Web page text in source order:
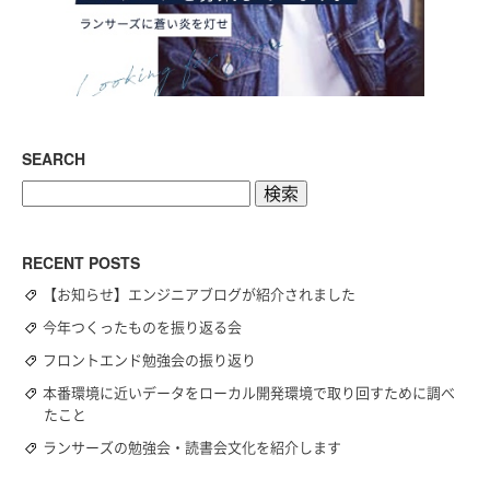
SEARCH
RECENT POSTS
【お知らせ】エンジニアブログが紹介されました
今年つくったものを振り返る会
フロントエンド勉強会の振り返り
本番環境に近いデータをローカル開発環境で取り回すために調べ
たこと
ランサーズの勉強会・読書会文化を紹介します